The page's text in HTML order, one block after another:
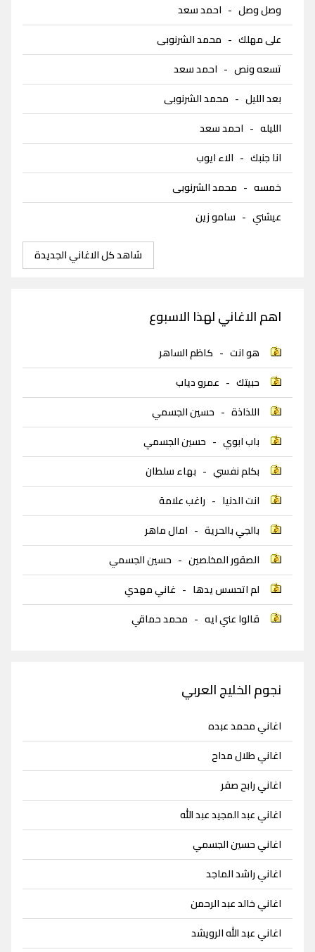
وصل وصل - احمد سعد
على مهلك - محمد الشرنوبى
تسعه ونص - احمد سعد
بعد الليل - محمد الشرنوبى
الليله - احمد سعد
انا جنبك - الاء ايوب
خمسه - محمد الشرنوبى
عيشني - سامو زين
شاهد كل الاغاني الجديدة
اهم الاغاني لهذا الاسبوع
هو انت - كاظم الساهر
حبيتك - عمرو دياب
اللذاذة - حسين الجسمي
باب ابوي - حسين الجسمي
بكلم نفسي - بهاء سلطان
انت الدنيا - راغب علامة
بالجي بالحرية - امال ماهر
الصقور المخلصين - حسين الجسمي
لم اتحسس يدها - غاني مهدي
قالوا عني ايه - محمد حماقي
نجوم الخليج العربي
اغاني محمد عبده
اغاني طلال مداح
اغاني رابح صقر
اغاني عبد المجيد عبد الله
اغاني حسين الجسمي
اغاني راشد الماجد
اغاني خالد عبد الرحمن
اغاني عبد الله الرويشد